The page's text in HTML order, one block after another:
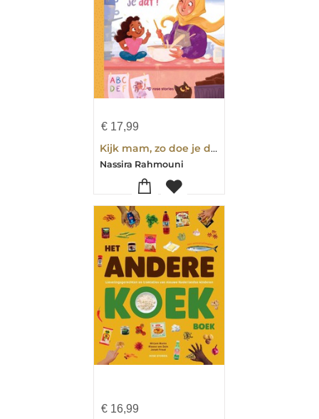
€ 17,99
Kijk mam, zo doe je dat
Nassira Rahmouni
€ 16,99